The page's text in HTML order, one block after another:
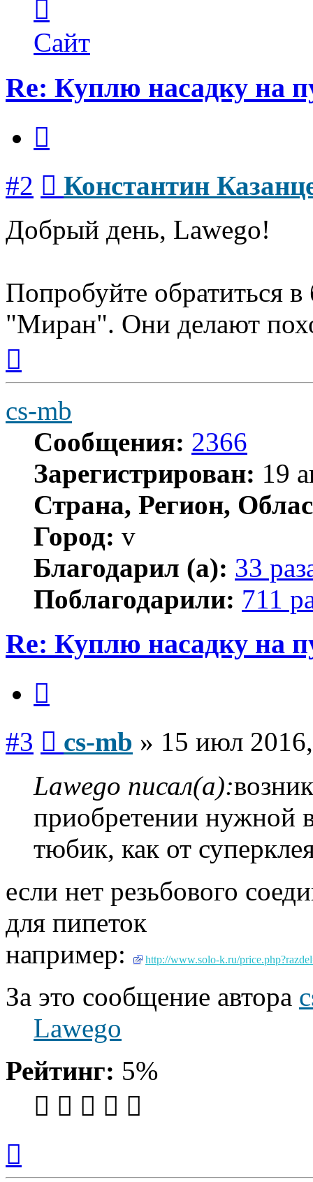
пользователя
Константин
Казанцев
Сайт
Re: Куплю насадку на
#2
Константин
Добрый день, Lawego!
Попробуйте обратиться
"Миран". Они делают
началу
cs-mb
Сообщения: 2366
Зарегистрирован: 19
Страна, Регион,
Город: v
Благодарил (а): 33
Поблагодарили: 711
Re: Куплю насадку на
#3 cs-mb » 15 июл
Lawego писал(а):
приобретении нужной
тюбик, как от
если нет резьбового
для пипеток
например:
http://www.solo-k.ru/
За это сообщение автора
Lawego
Рейтинг: 5%
началу